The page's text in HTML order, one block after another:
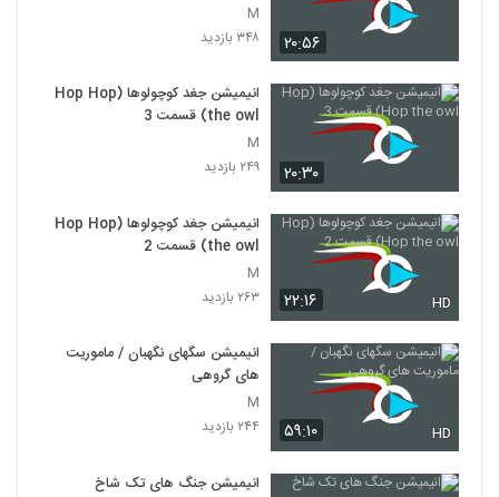
۲۰:۵۶
M
۳۴۸ بازدید
۲۰:۳۰
انیمیشن جغد کوچولوها (Hop Hop
the owl) قسمت 3
M
۲۴۹ بازدید
۲۲:۱۶ HD
انیمیشن جغد کوچولوها (Hop Hop
the owl) قسمت 2
M
۲۶۳ بازدید
۵۹:۱۰ HD
انیمیشن سگهای نگهبان / ماموریت
های گروهی
M
۲۴۴ بازدید
انیمیشن جنگ های تک شاخ